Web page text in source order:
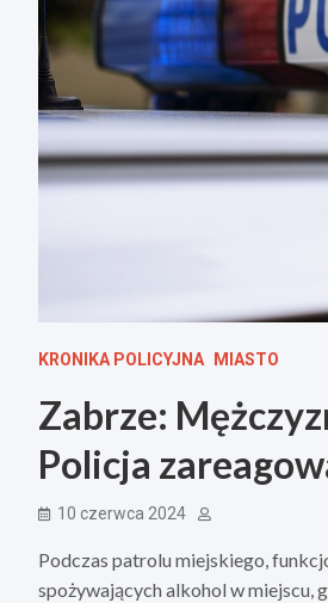
KRONIKA POLICYJNA MIASTO
Zabrze:
Policja
10 czerwca 2024
Podczas patrolu miejskiego,
spożywających alkohol w miejscu,